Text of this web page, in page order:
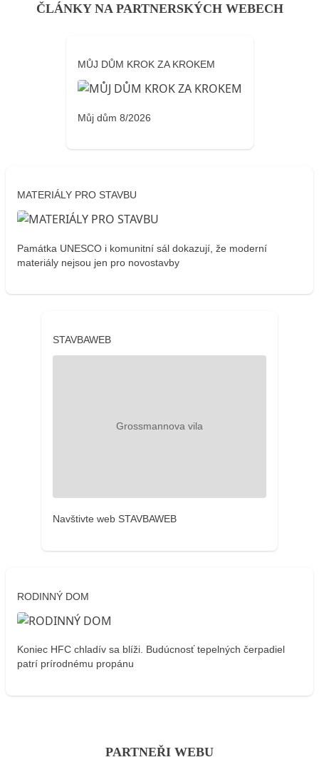
ČLÁNKY NA PARTNERSKÝCH WEBECH
MŮJ DŮM KROK ZA KROKEM
Můj dům 8/2026
MATERIÁLY PRO STAVBU
Památka UNESCO i komunitní sál dokazují, že moderní
materiály nejsou jen pro novostavby
STAVBAWEB
Navštivte web STAVBAWEB
RODINNÝ DOM
Koniec HFC chladív sa blíži. Budúcnosť tepelných čerpadiel
patrí prírodnému propánu
PARTNEŘI WEBU